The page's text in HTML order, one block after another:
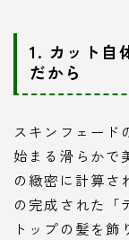
1. カット自
だから
スキンフェード
始まる滑らかで
の緻密に計算さ
の完成された「
トップの髪を